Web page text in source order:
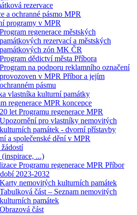
rezervace
a ochranné pásmo MPR
programy v MPR
Program regenerace městských
památkových rezervací a městských
památkových zón MK ČR
Program dědictví města Příbora
Program na podporu reklamního označení
provozoven v MPR Příbor a jejím
ochranném pásmu
vlastníka kulturní památky
regenerace MPR koncepce
20 let Programu regenerace MPR
Upozornění pro vlastníky nemovitých
kulturních památek - dvorní přístavby
a společenské dění v MPR
(inspirace, ...)
Programu regenerace MPR Příbor
2023-2032
Karty nemovitých kulturních památek
Tabulková část – Seznam nemovitých
kulturních památek
Obrazová část